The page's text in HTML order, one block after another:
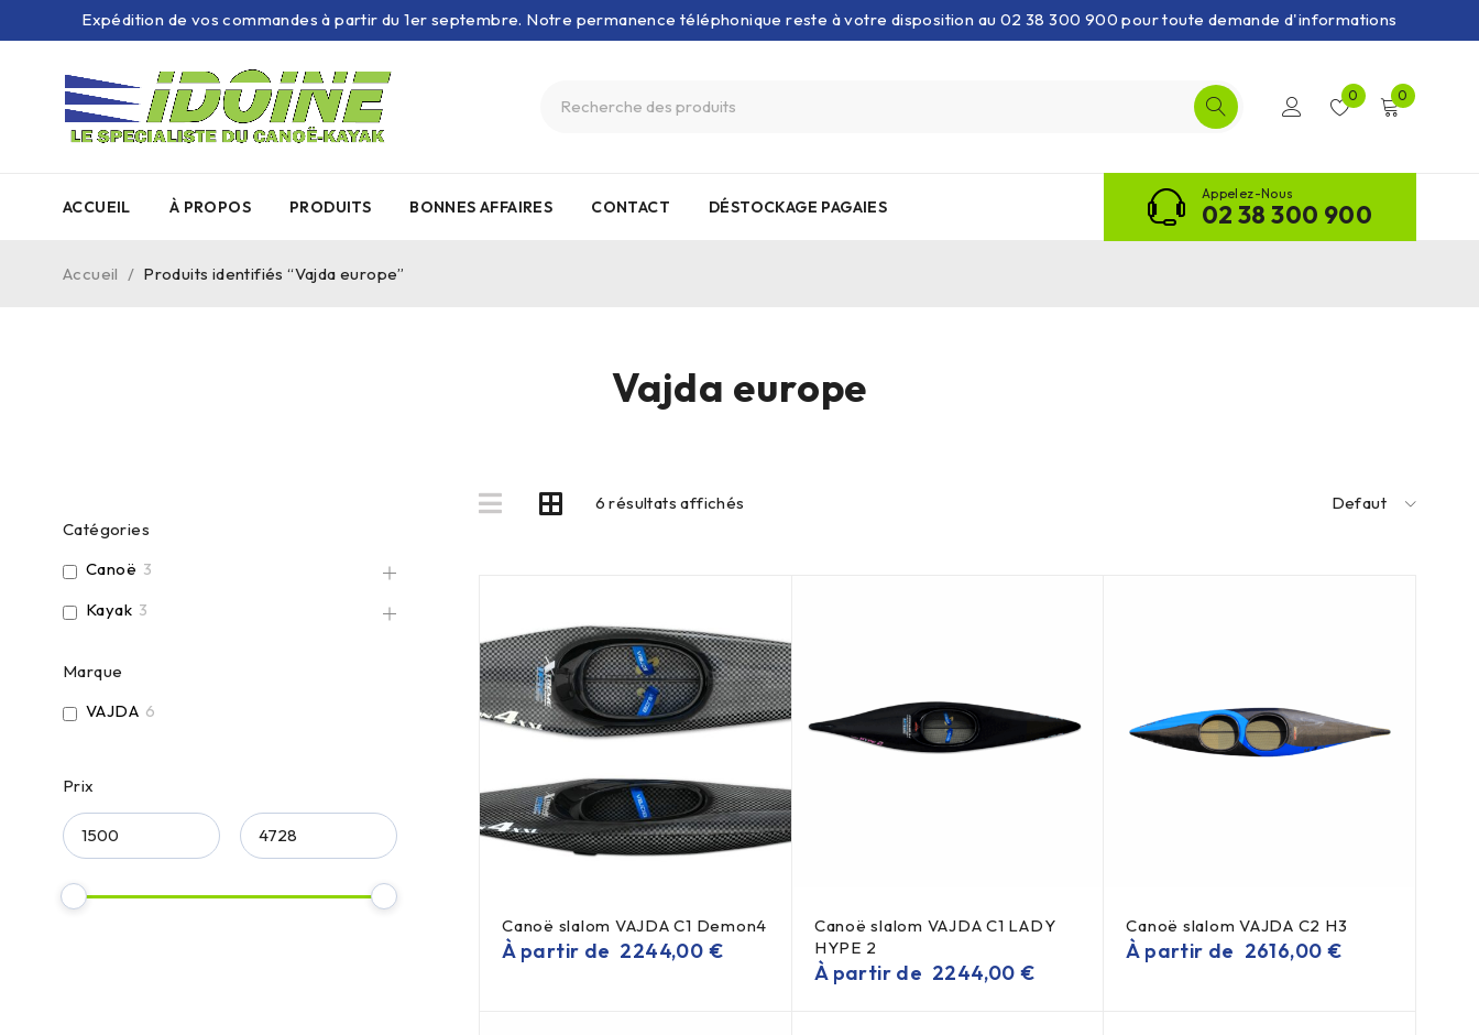
Expédition de vos commandes à partir du 1er septembre. Notre permanence téléphonique reste à votre disposition au 02 38 300 900 pour toute demande d'informations
0 0
ACCUEIL À PROPOS PRODUITS BONNES AFFAIRES CONTACT DÉSTOCKAGE PAGAIES
Appelez-Nous
02 38 300 900
Vajda europe
Accueil / Produits identifiés “Vajda europe”
Catégories
Canoë 3
Kayak 3
Marque
VAJDA 6
Prix
6 résultats affichés Defaut
Canoë slalom VAJDA C1 Demon4
À partir de 2244,00 €
Canoë slalom VAJDA C1 LADY
HYPE 2
À partir de 2244,00€
Canoë slalom VAJDA C2 H3
À partir de 2616,00 €